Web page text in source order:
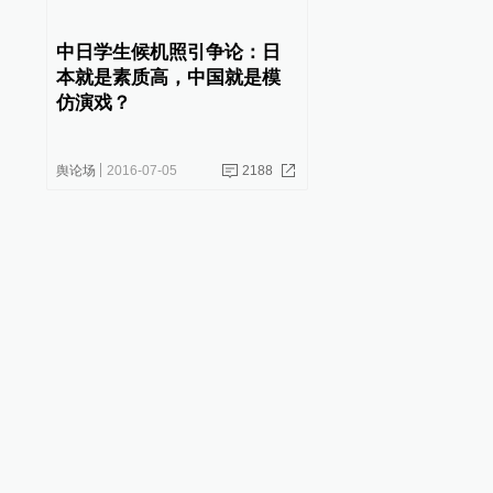
中日学生候机照引争论：日
本就是素质高，中国就是模
仿演戏？
舆论场 2016-07-05 2188